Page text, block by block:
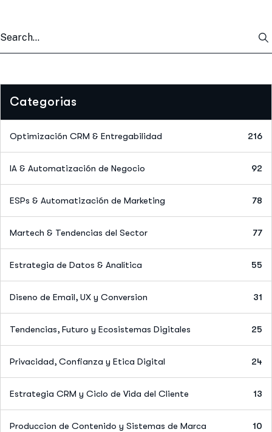
Categorias
Optimización CRM & Entregabilidad 216
IA & Automatización de Negocio 92
ESPs & Automatización de Marketing 78
Martech & Tendencias del Sector 77
Estrategia de Datos & Analítica 55
Diseno de Email, UX y Conversion 31
Tendencias, Futuro y Ecosistemas Digitales 25
Privacidad, Confianza y Etica Digital 24
Estrategia CRM y Ciclo de Vida del Cliente 13
Produccion de Contenido y Sistemas de Marca 10